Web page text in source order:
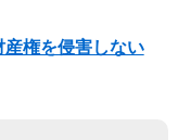
産権を侵害しない